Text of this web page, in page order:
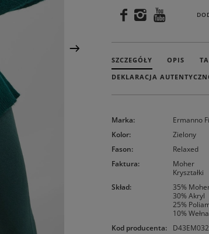
SZCZEGÓŁY OPIS
DEKLARACJA
Marka:
Ermanno
Kolor:
Zielony
Fason:
Relaxed
Faktura:
Moher
Kryształki
Skład:
35%
30% Akryl
25%
10% Wełna
Kod producenta: